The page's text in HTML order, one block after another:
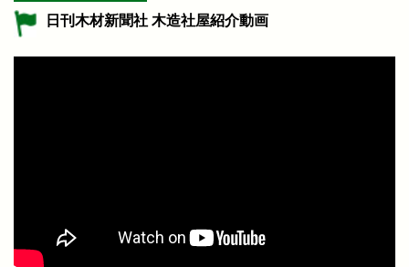
日刊木材新聞社 木造社屋紹介動画